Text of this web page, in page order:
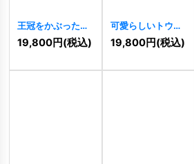
王冠をかぶった犬
と猫の仲良しロゴ
11486 ]
19,800円(税込)
可愛らしいトウモ
ロコシのロゴ
11483 ]
19,800円(税込)